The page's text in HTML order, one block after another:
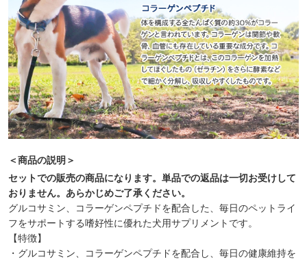
＜商品の説明＞
セットでの販売の商品になります。単品での返品は一切お受けして
おりません。あらかじめご了承ください。
グルコサミン、コラーゲンペプチドを配合した、毎日のペットライ
フをサポートする嗜好性に優れた犬用サプリメントです。
【特徴】
・グルコサミン、コラーゲンペプチドを配合し、毎日の健康維持を